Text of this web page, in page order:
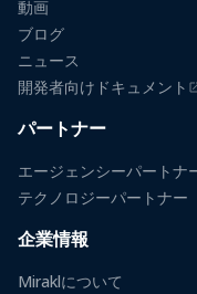
動画
ブログ
ニュース
開発者向けドキュメント
（新しいタブで開きます
パートナー
エージェンシーパートナ
テクノロジーパートナー
企業情報
Miraklについて